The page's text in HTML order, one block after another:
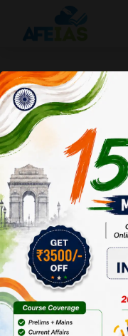
कुरुक्षेत्र अक्टूबर
में रोज़गार ।
Afeias 31 Oct